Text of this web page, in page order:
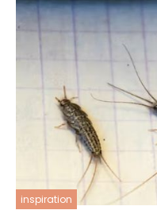
inspiration